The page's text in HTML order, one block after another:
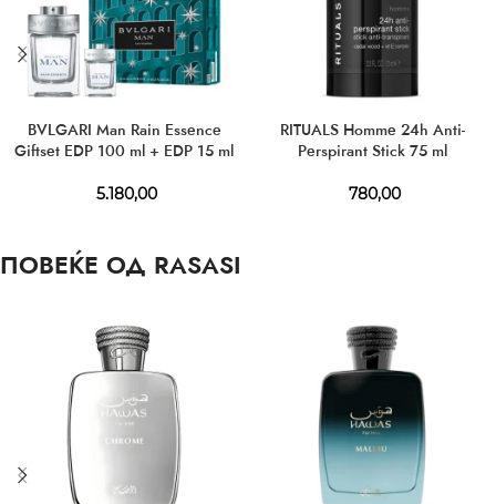
BVLGARI Man Rain Essence
Giftset EDP 100 ml + EDP 15 ml
5.180,00
RITUALS Homme 24h Anti-
Perspirant Stick 75 ml
780,00
ПОВЕЌЕ ОД RASASI